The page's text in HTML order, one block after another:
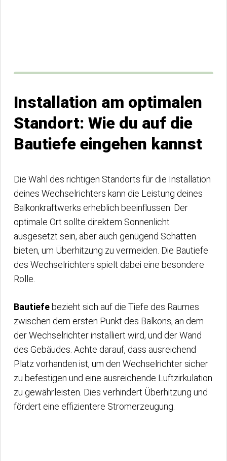
Installation am optimalen
Standort: Wie du auf die
Bautiefe eingehen kannst
Die Wahl des richtigen Standorts für die Installation
deines Wechselrichters kann die Leistung deines
Balkonkraftwerks erheblich beeinflussen. Der
optimale Ort sollte direktem Sonnenlicht
ausgesetzt sein, aber auch genügend Schatten
bieten, um Überhitzung zu vermeiden. Die Bautiefe
des Wechselrichters spielt dabei eine besondere
Rolle.
Bautiefebezieht sich auf die Tiefe des Raumes
zwischen dem ersten Punkt des Balkons, an dem
der Wechselrichter installiert wird, und der Wand
des Gebäudes. Achte darauf, dass ausreichend
Platz vorhanden ist, um den Wechselrichter sicher
zu befestigen und eine ausreichende Luftzirkulation
zu gewährleisten. Dies verhindert Überhitzung und
fördert eine effizientere Stromerzeugung.